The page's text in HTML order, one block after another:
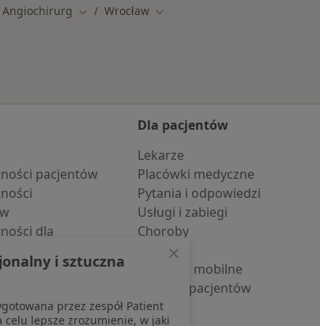
Angiochirurg Zmień miasto
Wrocław Zmień miasto
pacjentów
dla
wyszukiwania
Dla pacjentów
Lekarze
Placówki medyczne
Pytania i odpowiedzi
Usługi i zabiegi
Choroby
Pomoc
Aplikacje mobilne
Blog dla pacjentów
i sztuczna
przez zespół Patient
celu lepsze zrozumienie, w jaki